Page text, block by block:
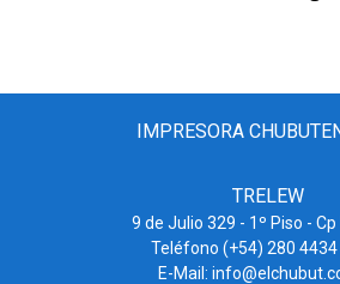
IMPRESORA
TRELEW
9 de Julio 329 - 1º Piso - Cp
Teléfono (+54) 280
E-Mail: